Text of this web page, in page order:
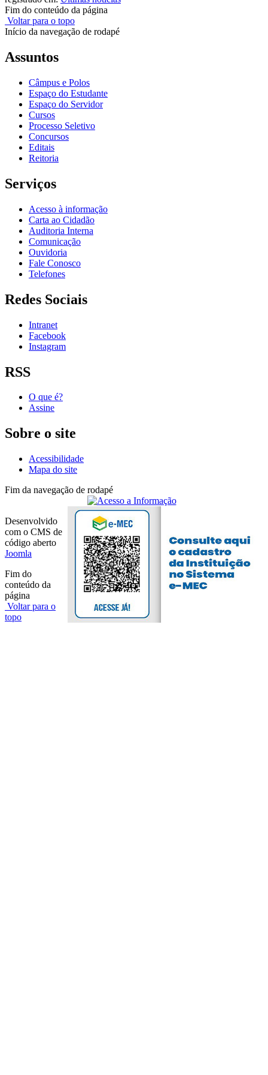
Fim do conteúdo da página
Voltar para o topo
Início da navegação de rodapé
Assuntos
Câmpus e Polos
Espaço do Estudante
Espaço do Servidor
Cursos
Processo Seletivo
Concursos
Editais
Reitoria
Serviços
Acesso à informação
Carta ao Cidadão
Auditoria Interna
Comunicação
Ouvidoria
Fale Conosco
Telefones
Redes Sociais
Intranet
Facebook
Instagram
RSS
O que é?
Assine
Sobre o site
Acessibilidade
Mapa do site
Fim da navegação de rodapé
Desenvolvido
com o CMS de
código aberto
Joomla
Fim do
conteúdo da
página
Voltar para o
topo